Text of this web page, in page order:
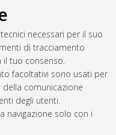
necessari per il suo
di tracciamento
tuo consenso.
facoltativi sono usati per
della comunicazione
degli utenti.
navigazione solo con i